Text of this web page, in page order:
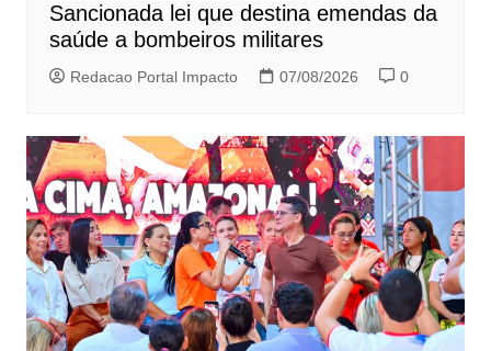
Sancionada lei que destina emendas da
saúde a bombeiros militares
Redacao Portal Impacto 07/08/2026 0